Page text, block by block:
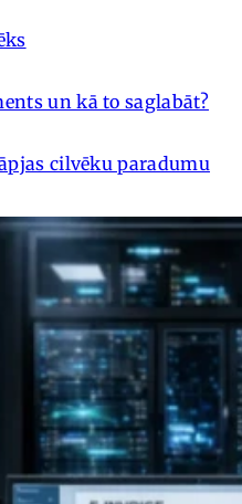
un kā to saglabāt?
cilvēku paradumu